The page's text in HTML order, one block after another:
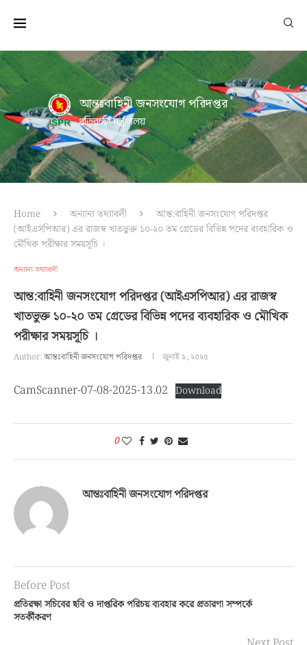
আন্তঃবাহিনী জনসংযোগ পরিদপ্তর
প্রতিরক্ষা মন্ত্রণালয়
Home অন্যান্য তথ্যাবলী
আন্ত:বাহিনী জনসংযোগ পরিদপ্তর
(আইএসপিআর) এর রাজস্ব খাতভুক্ত ১০-২০ তম গ্রেডের বিভিন্ন পদের ব্যবহারিক ও
মৌখিক পরীক্ষার সময়সূচি ।
অন্যান্য তথ্যাবলী
আন্ত:বাহিনী জনসংযোগ পরিদপ্তর (আইএসপিআর) এর রাজস্ব
খাতভুক্ত ১০-২০ তম গ্রেডের বিভিন্ন পদের ব্যবহারিক ও মৌখিক
পরীক্ষার সময়সূচি ।
Author:আন্তঃবাহিনী জনসংযোগ পরিদপ্তর জুলাই ৯, ২০২৫
CamScanner-07-08-2025-13.02 Download
0
আন্তঃবাহিনী জনসংযোগ পরিদপ্তর
Before Post
প্রতিরক্ষা সচিবের ছবি ও দাপ্তরিক পরিচয় ব্যবহার করে প্রতারণা সম্পর্কে
সতর্কীকরণ